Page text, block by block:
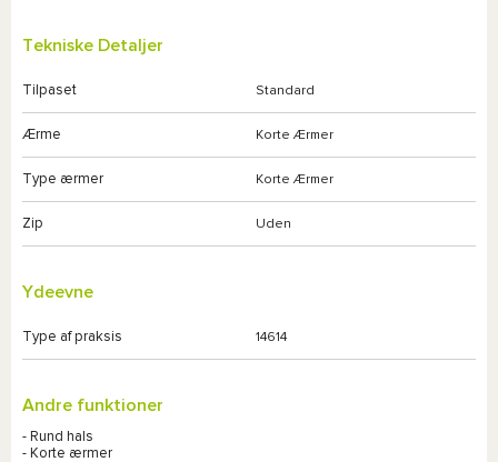
Tekniske Detaljer
Tilpaset Standard
Ærme Korte Ærmer
Type ærmer Korte Ærmer
Zip Uden
Ydeevne
Type af praksis 14614
Andre funktioner
- Rund hals
- Korte ærmer